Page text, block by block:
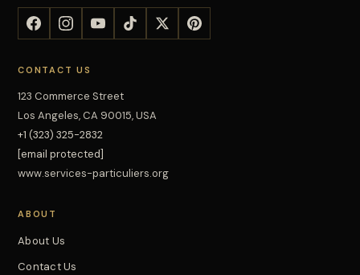
CONTACT US
123 Commerce Street
Los Angeles, CA 90015, USA
+1 (323) 325-2832
[email protected]
www.services-particuliers.org
ABOUT
About Us
Contact Us